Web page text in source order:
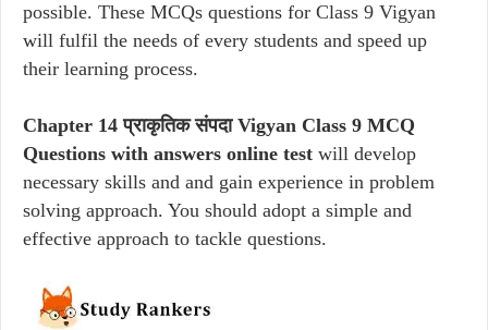
possible. These MCQs questions for Class 9 Vigyan
will fulfil the needs of every students and speed up
their learning process.
Chapter 14 प्राकृतिक संपदा Vigyan Class 9 MCQ
Questions with answers online test will develop
necessary skills and and gain experience in problem
solving approach. You should adopt a simple and
effective approach to tackle questions.